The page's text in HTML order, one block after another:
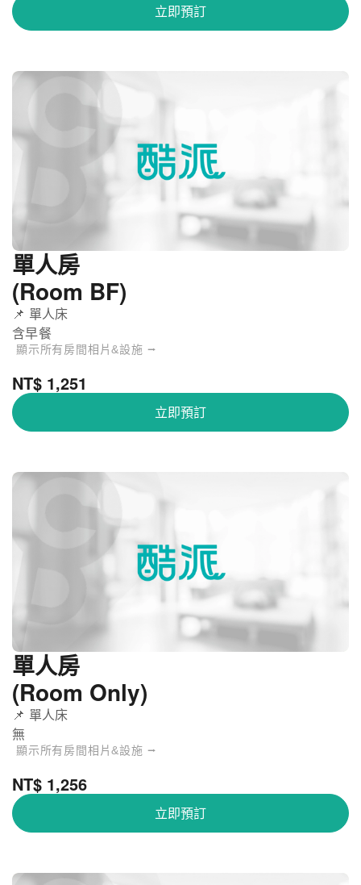
立即預訂
單人房
(Room BF)
📌 單人床
含早餐
顯示所有房間相片&設施 ⭢
NT$ 1,251
立即預訂
單人房
(Room Only)
📌 單人床
無
顯示所有房間相片&設施 ⭢
NT$ 1,256
立即預訂